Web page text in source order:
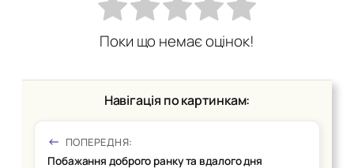
Поки що немає оцінок!
Навігація по картинкам:
ПОПЕРЕДНЯ:
Побажання доброго ранку та вдалого дня